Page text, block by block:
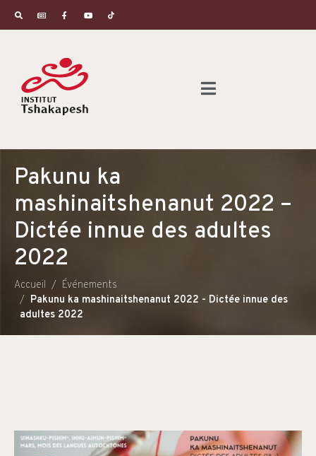
Pakunu ka
mashinaitshenanut 2022 –
Dictée innue des adultes
2022
Accueil
Événements
Pakunu ka mashinaitshenanut 2022 - Dictée innue des
adultes 2022